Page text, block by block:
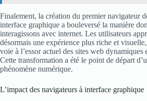
Finalement, la création du premier navigateur
interface graphique a bouleversé la manière
interagissons avec internet. Les utilisateurs
désormais une expérience plus riche et
voie à l’essor actuel des sites web dynamiques
Cette transformation a été le point de départ
phénomène numérique.
L’impact des navigateurs à interface graphique